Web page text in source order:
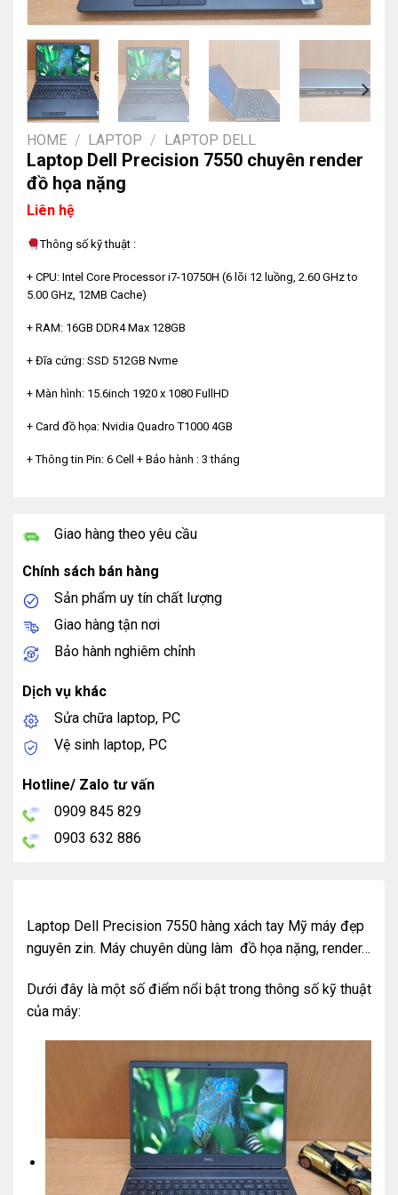
HOME / LAPTOP / LAPTOP DELL
Laptop Dell Precision 7550 chuyên render
đồ họa nặng
Liên hệ
Thông số kỹ thuật :
+ CPU: Intel Core Processor i7-10750H (6 lõi 12 luồng, 2.60 GHz to
5.00 GHz, 12MB Cache)
+ RAM: 16GB DDR4 Max 128GB
+ Đĩa cứng: SSD 512GB Nvme
+ Màn hình: 15.6inch 1920 x 1080 FullHD
+ Card đồ họa: Nvidia Quadro T1000 4GB
+ Thông tin Pin: 6 Cell + Bảo hành : 3 tháng
Giao hàng theo yêu cầu
Chính sách bán hàng
Sản phẩm uy tín chất lượng
Giao hàng tận nơi
Bảo hành nghiêm chỉnh
Dịch vụ khác
Sửa chữa laptop, PC
Vệ sinh laptop, PC
Hotline/ Zalo tư vấn
0909 845 829
0903 632 886
Laptop Dell Precision 7550 hàng xách tay Mỹ máy đẹp
nguyên zin. Máy chuyên dùng làm đồ họa nặng, render…
Dưới đây là một số điểm nổi bật trong thông số kỹ thuật
của máy: